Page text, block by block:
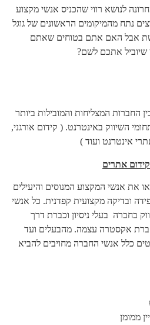
לנושא רווי שהכניס אנשי מקצוע
נתח מהמיקומים הראשונים של גוגל
אבל האם אתם בטוחים שאתם
שיוביל אתכם לשם?
החברות המצליחות והמובילות ביותר
השיווק באינטרנט. ( קידום אורגני,
אינטרנט ועוד )
אתרים
את אנשי המקצוע המנוסים והיעילים
ובדיקה מקצועית קפדנית. כל אנשי
בחברה בעלי ניסיון וכברת דרך
אקסטרה עצמה. מהבעלים ועד
כלל אנשי החברה מחויבים להביא
ממומן